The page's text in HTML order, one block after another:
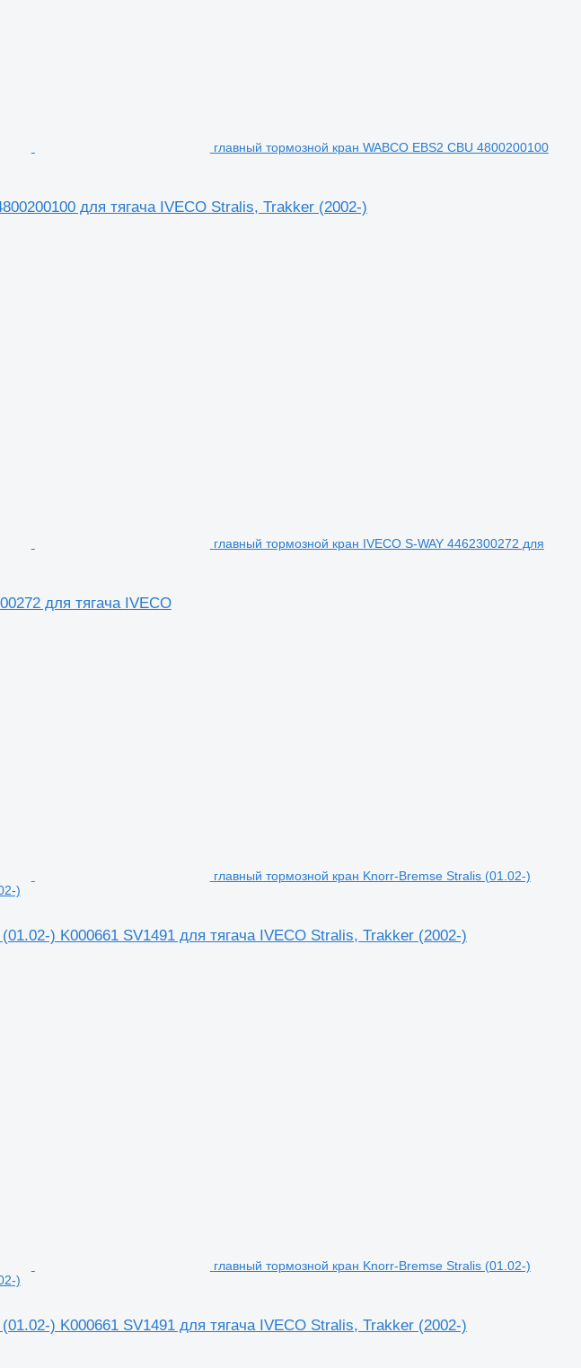
главный тормозной кран WABCO EBS2 CBU 4800200100
для тягача IVECO Stralis, Trakker (2002-)
главный тормозной кран IVECO S-WAY 4462300272 для
для тягача IVECO
главный тормозной кран Knorr-Bremse Stralis (01.02-)
)
) K000661 SV1491 для тягача IVECO Stralis, Trakker (2002-)
главный тормозной кран Knorr-Bremse Stralis (01.02-)
)
) K000661 SV1491 для тягача IVECO Stralis, Trakker (2002-)